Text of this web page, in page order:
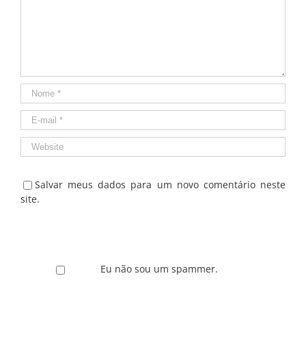
Salvar meus dados para um novo comentário neste
site.
Eu não sou um spammer.